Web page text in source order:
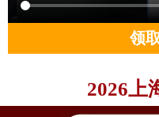
领
2026上